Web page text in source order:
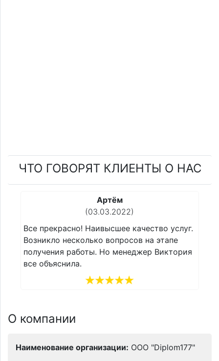
ЧТО ГОВОРЯТ КЛИЕНТЫ О НАС
Артём
(03.03.2022)
Все прекрасно! Наивысшее качество услуг.
Возникло несколько вопросов на этапе
получения работы. Но менеджер Виктория
все объяснила.
О компании
Наименование организации: ООО "Diplom177"